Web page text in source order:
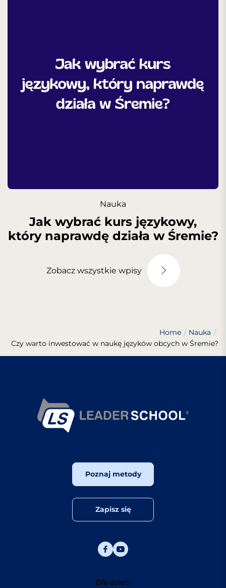
Nauka
Jak wybrać kurs językowy,
który naprawdę działa w Śremie?
Zobacz wszystkie wpisy
Home
Nauka
Czy warto inwestować w naukę języków obcych w Śremie?
Poznaj metody
Zapisz się
Dla dzieci